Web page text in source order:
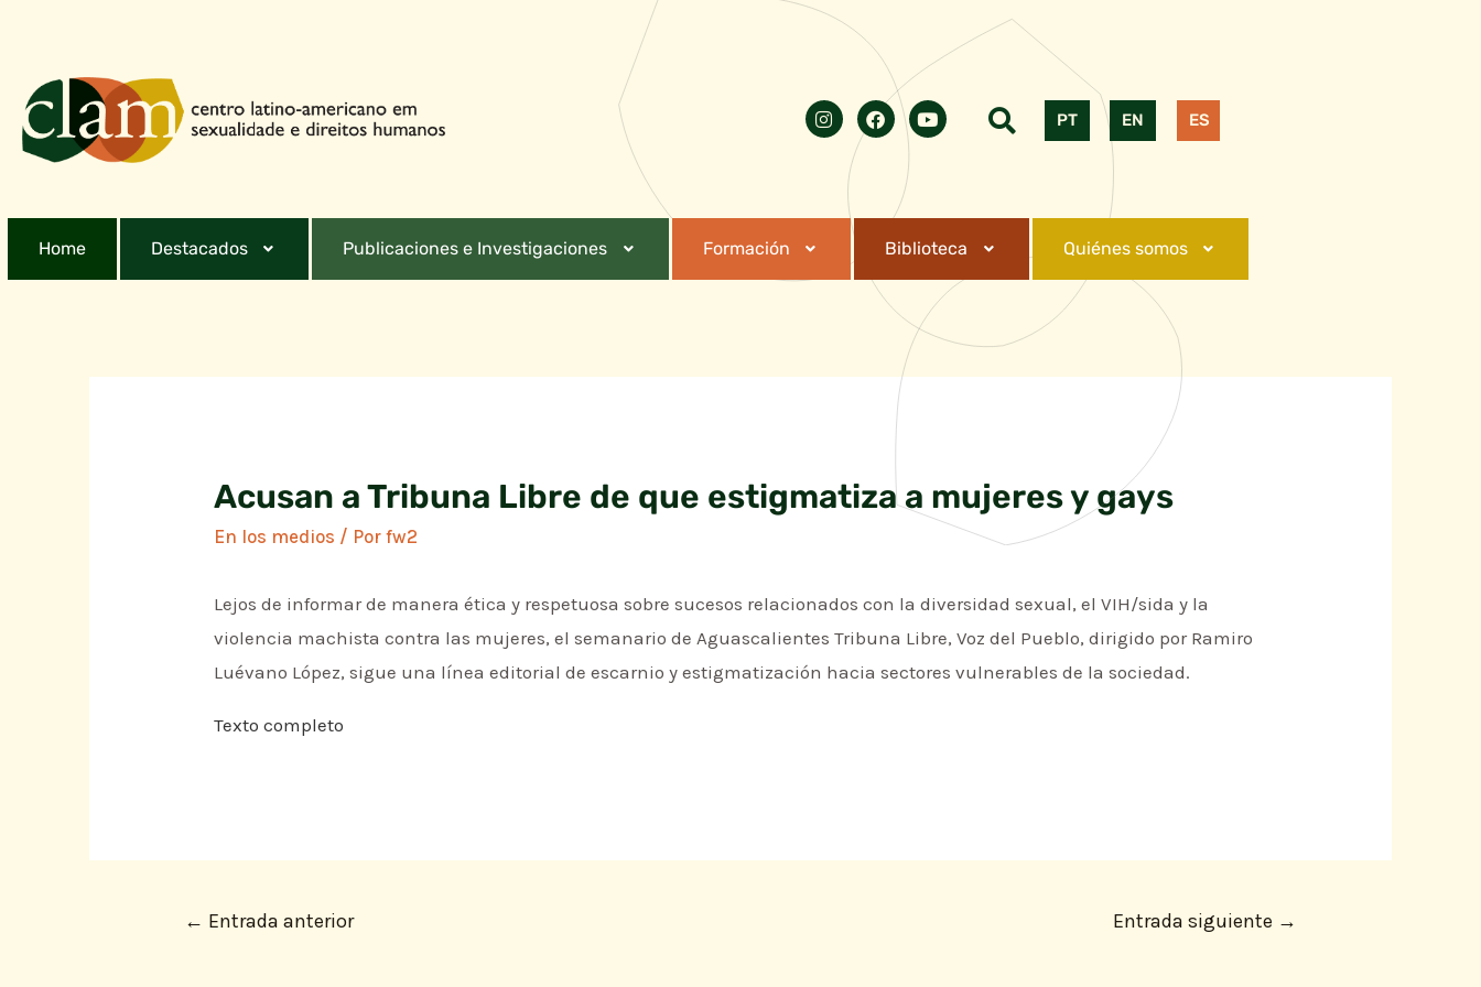
PT EN ES
Home Destacados Publicaciones e Investigaciones Formación Biblioteca Quiénes somos
Acusan a Tribuna Libre de que estigmatiza a mujeres y gays
En los medios / Porfw2
Lejos de informar de manera ética y respetuosa sobre sucesos relacionados con la diversidad sexual, el VIH/sida y la
violencia machista contra las mujeres, el semanario de Aguascalientes Tribuna Libre, Voz del Pueblo, dirigido por Ramiro
Luévano López, sigue una línea editorial de escarnio y estigmatización hacia sectores vulnerables de la sociedad.
Texto completo
← Entrada anterior Entrada siguiente →